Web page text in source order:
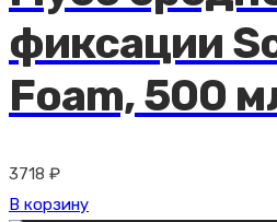
фиксации
Foam, 500
3718 ₽
В корзину